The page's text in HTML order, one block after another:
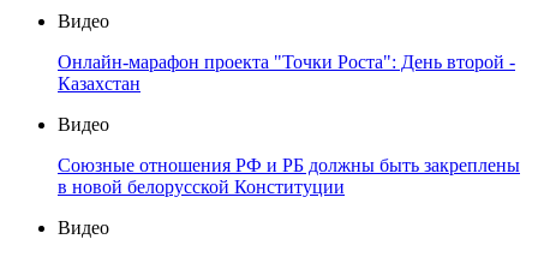
Видео
Онлайн-марафон проекта "Точки Роста": День второй -
Казахстан
Видео
Союзные отношения РФ и РБ должны быть закреплены
в новой белорусской Конституции
Видео